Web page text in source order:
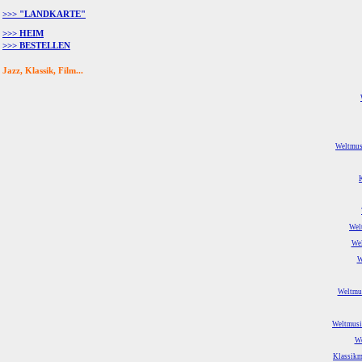
>>> "LANDKARTE"
>>> HEIM
>>> BESTELLEN
Jazz, Klassik, Film...